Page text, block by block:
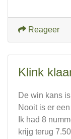
Reageer
Klink
De win kans
Nooit is er
Ik had 8
krijg terug